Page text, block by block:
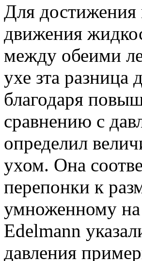
Для достижения
движения
между обеими
ухе зта разница
благодаря
сравнению с
определил
ухом. Она
перепонки к
умноженному на
Edelmann
давления